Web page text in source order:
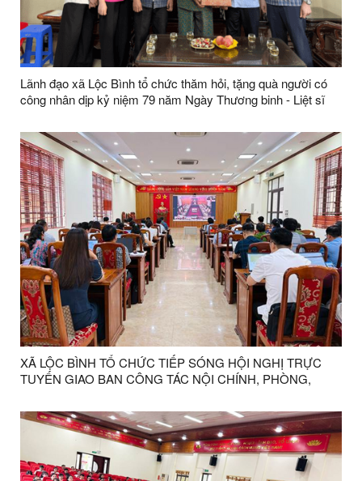
Lãnh đạo xã Lộc Bình tổ chức thăm hỏi, tặng quà người có
công nhân dịp kỷ niệm 79 năm Ngày Thương binh - Liệt sĩ
XÃ LỘC BÌNH TỔ CHỨC TIẾP SÓNG HỘI NGHỊ TRỰC
TUYẾN GIAO BAN CÔNG TÁC NỘI CHÍNH, PHÒNG,
CÁCH TƯ PHÁP 6 THÁNG ĐẦU NĂM 2026